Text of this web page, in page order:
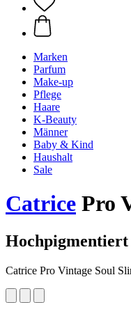
Marken
Parfum
Make-up
Pflege
Haare
K-Beauty
Männer
Baby & Kind
Haushalt
Sale
Catrice Pro
Hochpigmentiert
Catrice Pro Vintage Soul